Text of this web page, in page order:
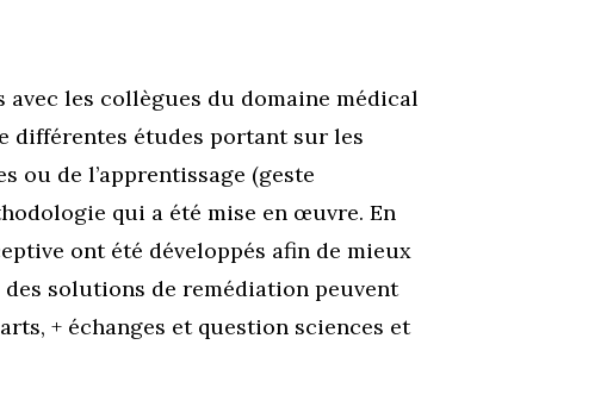
avec les collègues du domaine médical
différentes études portant sur les
de l’apprentissage (geste
qui a été mise en œuvre. En
ont été développés afin de mieux
solutions de remédiation peuvent
+ échanges et question sciences et